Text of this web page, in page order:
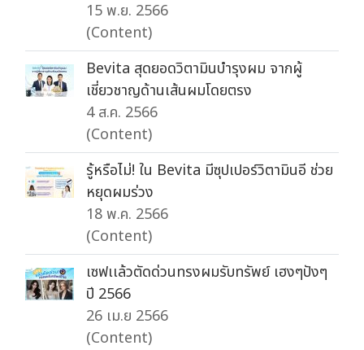
15 พ.ย. 2566
(Content)
Bevita สุดยอดวิตามินบำรุงผม จากผู้
เชี่ยวชาญด้านเส้นผมโดยตรง
4 ส.ค. 2566
(Content)
รู้หรือไม่! ใน Bevita มีซุปเปอร์วิตามินอี ช่วย
หยุดผมร่วง
18 พ.ค. 2566
(Content)
เซฟเเล้วตัดด่วนทรงผมรับทรัพย์ เฮงๆปังๆ
ปี 2566
26 เม.ย 2566
(Content)